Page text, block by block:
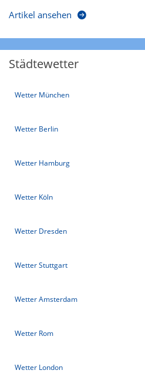
Artikel ansehen
Städtewetter
Wetter München
Wetter Berlin
Wetter Hamburg
Wetter Köln
Wetter Dresden
Wetter Stuttgart
Wetter Amsterdam
Wetter Rom
Wetter London